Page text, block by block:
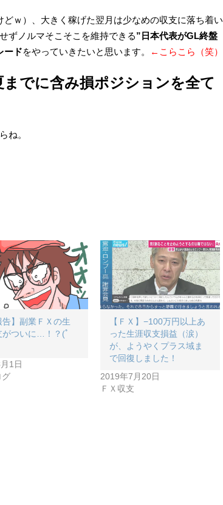
ｗ）、大きく稼げた翌月は少なめの収支に落ち着い
ずノルマそこそこを維持できる”日本代表がGL終盤
ードをやっていきたいと思います。 ←こらこら（笑）
までに含み損ポジションを全て
ね。
告】副業ＦＸの生
がついに…！？(ﾟ
1日
グ
【ＦＸ】−100万円以上あ
った生涯収支損益（涙）
が、ようやくプラス域ま
で回復しました！
2019年7月20日
ＦＸ収支